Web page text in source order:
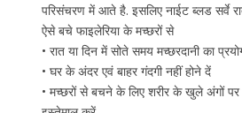
परिसंचरण में आते है. इसलिए नाईट ब्लड सर्वे
ऐसे बचे फाइलेरिया के मच्छरों से
• रात या दिन में सोते समय मच्छरदानी का
• घर के अंदर एवं बाहर गंदगी नहीं होने दें
• मच्छरों से बचने के लिए शरीर के खुले अंगों पर